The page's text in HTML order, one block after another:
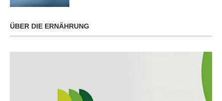
ÜBER DIE ERNÄHRUNG